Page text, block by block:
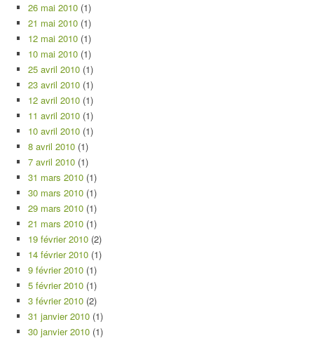
26 mai 2010 (1)
21 mai 2010 (1)
12 mai 2010 (1)
10 mai 2010 (1)
25 avril 2010 (1)
23 avril 2010 (1)
12 avril 2010 (1)
11 avril 2010 (1)
10 avril 2010 (1)
8 avril 2010 (1)
7 avril 2010 (1)
31 mars 2010 (1)
30 mars 2010 (1)
29 mars 2010 (1)
21 mars 2010 (1)
19 février 2010 (2)
14 février 2010 (1)
9 février 2010 (1)
5 février 2010 (1)
3 février 2010 (2)
31 janvier 2010 (1)
30 janvier 2010 (1)